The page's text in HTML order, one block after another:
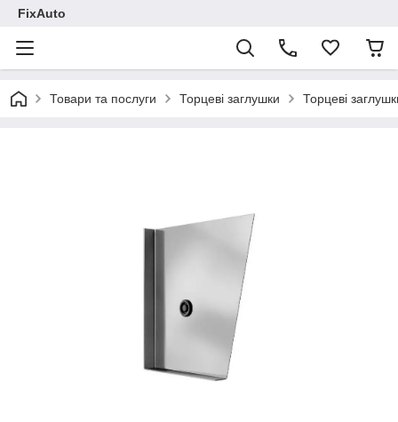
FixAuto
Товари та послуги Торцеві заглушки Торцеві